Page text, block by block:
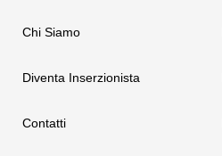
Chi Siamo
Diventa Inserzionista
Contatti